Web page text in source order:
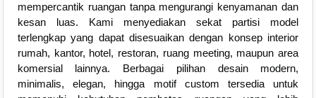
mempercantik ruangan tanpa mengurangi kenyamanan dan
kesan luas. Kami menyediakan sekat partisi model
terlengkap yang dapat disesuaikan dengan konsep interior
rumah, kantor, hotel, restoran, ruang meeting, maupun area
komersial lainnya. Berbagai pilihan desain modern,
minimalis, elegan, hingga motif custom tersedia untuk